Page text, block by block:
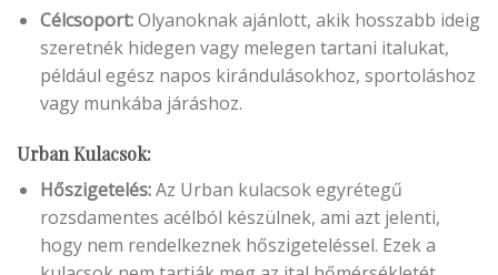
Célcsoport:Olyanoknak ajánlott, akik hosszabb ideig
szeretnék hidegen vagy melegen tartani italukat,
például egész napos kirándulásokhoz, sportoláshoz
vagy munkába járáshoz.
Urban Kulacsok:
Hőszigetelés:Az Urban kulacsok egyrétegű
rozsdamentes acélból készülnek, ami azt jelenti,
hogy nem rendelkeznek hőszigeteléssel. Ezek a